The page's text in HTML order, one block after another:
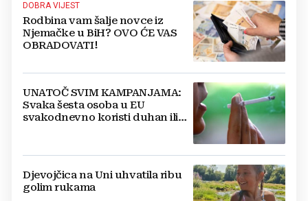
DOBRA VIJEST
Rodbina vam šalje novce iz
Njemačke u BiH? OVO ĆE VAS
OBRADOVATI!
UNATOČ SVIM KAMPANJAMA:
Svaka šesta osoba u EU
svakodnevno koristi duhan ili
Djevojčica na Uni uhvatila ribu
golim rukama